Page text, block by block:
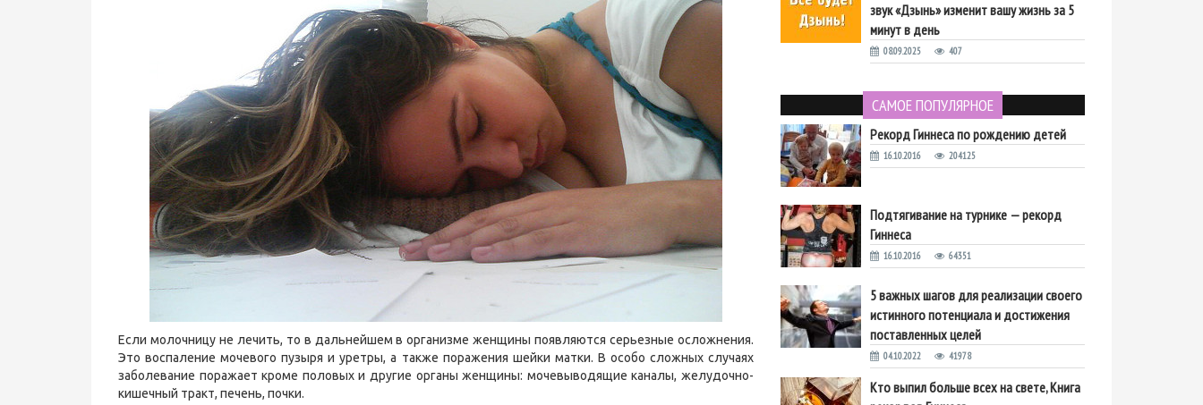
Если молочницу не лечить, то в дальнейшем в организме женщины появляются серьезные осложнения.
Это воспаление мочевого пузыря и уретры, а также поражения шейки матки. В особо сложных случаях
заболевание поражает кроме половых и другие органы женщины: мочевыводящие каналы, желудочно-
кишечный тракт, печень, почки.
звук «Дзынь» изменит вашу жизнь за 5
минут в день
08.09.2025 407
САМОЕ ПОПУЛЯРНОЕ
Рекорд Гиннеса по рождению детей
16.10.2016 204125
Подтягивание на турнике — рекорд
Гиннеса
16.10.2016 64351
5 важных шагов для реализации своего
истинного потенциала и достижения
поставленных целей
04.10.2022 41978
Кто выпил больше всех на свете, Книга